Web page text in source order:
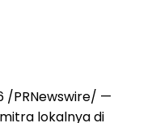
/PRNewswire/ —
lokalnya di